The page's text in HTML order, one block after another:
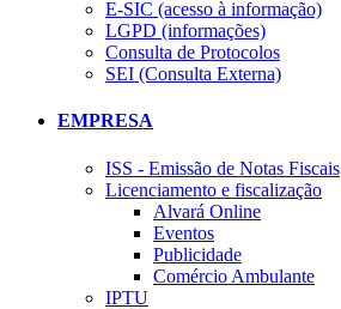
E-SIC (acesso à informação)
LGPD (informações)
Consulta de Protocolos
SEI (Consulta Externa)
EMPRESA
ISS - Emissão de Notas Fiscais
Licenciamento e fiscalização
Alvará Online
Eventos
Publicidade
Comércio Ambulante
IPTU